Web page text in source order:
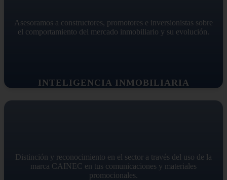
INTELIGENCIA INMOBILIARIA
Asesoramos a constructores, promotores e inversionistas sobre
el comportamiento del mercado inmobiliario y su evolución.
Distinción y reconocimiento en el sector a través del uso de la
marca CAINEC en tus comunicaciones y materiales
promocionales.